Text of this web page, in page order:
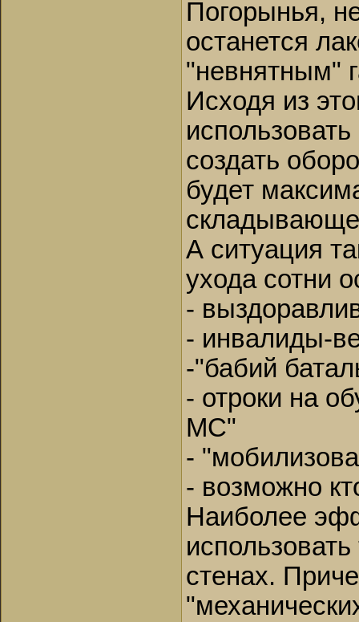
Погорынья,
останется
"невнятным"
Исходя из
создать
будет
А ситуация
ухода сотни
-
- инвалиды-
-"бабий
- отроки на
МС"
-
- возможно
Наиболее
стенах.